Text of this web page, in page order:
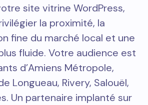
site vitrine WordPress,
la proximité, la
fine du marché local et une
fluide. Votre audience est
d’Amiens Métropole,
Longueau, Rivery, Salouël,
Un partenaire implanté sur